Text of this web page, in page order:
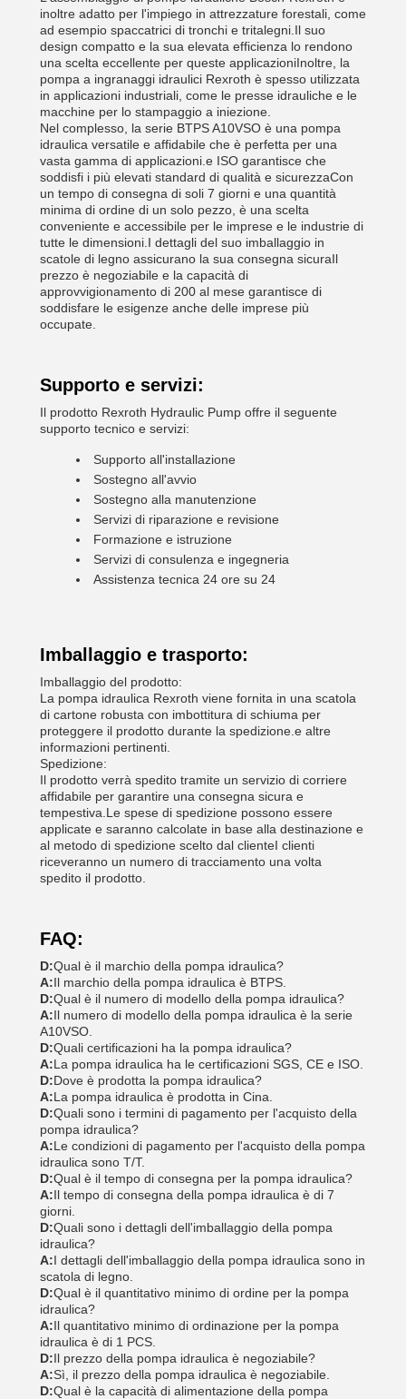
inoltre adatto per l'impiego in attrezzature forestali, come
ad esempio spaccatrici di tronchi e tritalegni.Il suo
design compatto e la sua elevata efficienza lo rendono
una scelta eccellente per queste applicazioniInoltre, la
pompa a ingranaggi idraulici Rexroth è spesso utilizzata
in applicazioni industriali, come le presse idrauliche e le
macchine per lo stampaggio a iniezione.
Nel complesso, la serie BTPS A10VSO è una pompa
idraulica versatile e affidabile che è perfetta per una
vasta gamma di applicazioni.e ISO garantisce che
soddisfi i più elevati standard di qualità e sicurezzaCon
un tempo di consegna di soli 7 giorni e una quantità
minima di ordine di un solo pezzo, è una scelta
conveniente e accessibile per le imprese e le industrie di
tutte le dimensioni.I dettagli del suo imballaggio in
scatole di legno assicurano la sua consegna sicuraIl
prezzo è negoziabile e la capacità di
approvvigionamento di 200 al mese garantisce di
soddisfare le esigenze anche delle imprese più
occupate.
Supporto e servizi:
Il prodotto Rexroth Hydraulic Pump offre il seguente
supporto tecnico e servizi:
Supporto all'installazione
Sostegno all'avvio
Sostegno alla manutenzione
Servizi di riparazione e revisione
Formazione e istruzione
Servizi di consulenza e ingegneria
Assistenza tecnica 24 ore su 24
Imballaggio e trasporto:
Imballaggio del prodotto:
La pompa idraulica Rexroth viene fornita in una scatola
di cartone robusta con imbottitura di schiuma per
proteggere il prodotto durante la spedizione.e altre
informazioni pertinenti.
Spedizione:
Il prodotto verrà spedito tramite un servizio di corriere
affidabile per garantire una consegna sicura e
tempestiva.Le spese di spedizione possono essere
applicate e saranno calcolate in base alla destinazione e
al metodo di spedizione scelto dal clienteI clienti
riceveranno un numero di tracciamento una volta
spedito il prodotto.
FAQ:
D:Qual è il marchio della pompa idraulica?
A:Il marchio della pompa idraulica è BTPS.
D:Qual è il numero di modello della pompa idraulica?
A:Il numero di modello della pompa idraulica è la serie
A10VSO.
D:Quali certificazioni ha la pompa idraulica?
A:La pompa idraulica ha le certificazioni SGS, CE e ISO.
D:Dove è prodotta la pompa idraulica?
A:La pompa idraulica è prodotta in Cina.
D:Quali sono i termini di pagamento per l'acquisto della
pompa idraulica?
A:Le condizioni di pagamento per l'acquisto della pompa
idraulica sono T/T.
D:Qual è il tempo di consegna per la pompa idraulica?
A:Il tempo di consegna della pompa idraulica è di 7
giorni.
D:Quali sono i dettagli dell'imballaggio della pompa
idraulica?
A:I dettagli dell'imballaggio della pompa idraulica sono in
scatola di legno.
D:Qual è il quantitativo minimo di ordine per la pompa
idraulica?
A:Il quantitativo minimo di ordinazione per la pompa
idraulica è di 1 PCS.
D:Il prezzo della pompa idraulica è negoziabile?
A:Sì, il prezzo della pompa idraulica è negoziabile.
D:Qual è la capacità di alimentazione della pompa